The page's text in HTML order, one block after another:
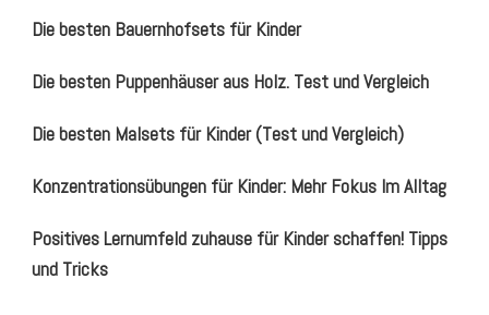
Die besten Bauernhofsets für Kinder
Die besten Puppenhäuser aus Holz. Test und Vergleich
Die besten Malsets für Kinder (Test und Vergleich)
Konzentrationsübungen für Kinder: Mehr Fokus Im Alltag
Positives Lernumfeld zuhause für Kinder schaffen! Tipps
und Tricks